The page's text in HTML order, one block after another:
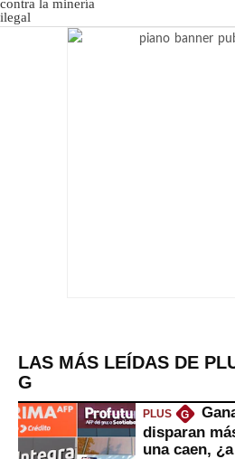
LAS MÁS LEÍDAS DE
G
PLUS G
disparan
una caen,